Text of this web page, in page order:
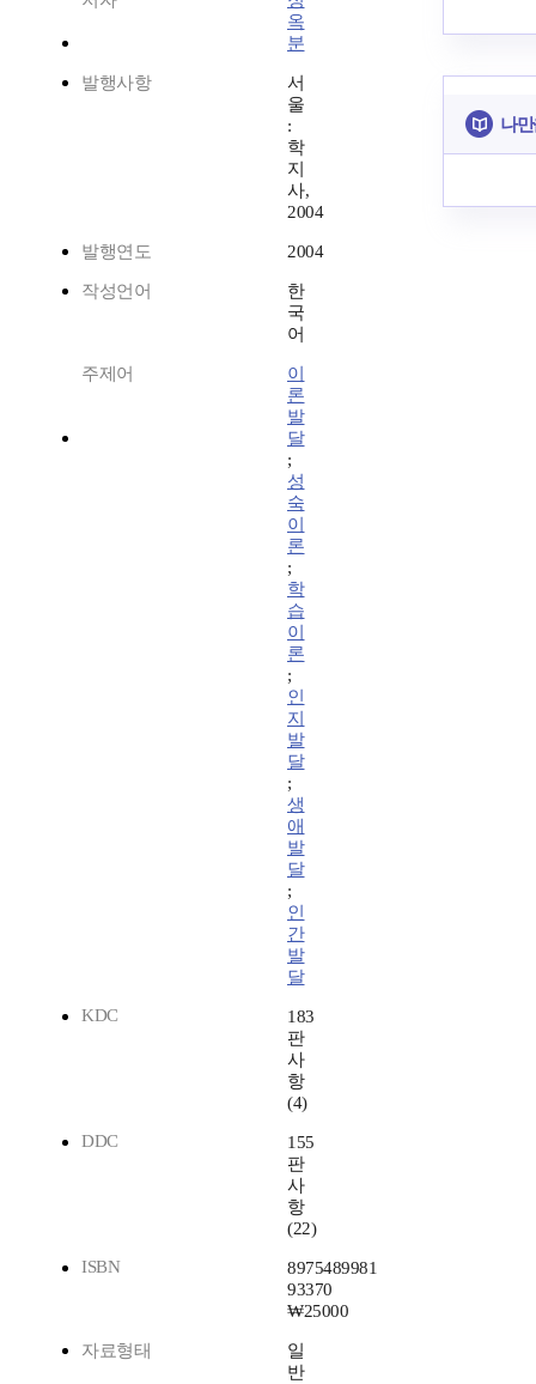
옥
분
발행사항
서
울
:
학
지
사,
2004
발행연도 2004
작성언어
한
국
어
주제어
이
론
발
달
;
성
숙
이
론
;
학
습
이
론
;
인
지
발
달
;
생
애
발
달
;
인
간
발
달
KDC
183
판
사
항
(4)
DDC
155
판
사
항
(22)
ISBN
8975489981
93370
₩25000
자료형태
일
반
나